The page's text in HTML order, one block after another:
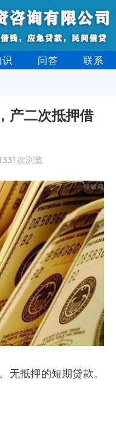
问答 联系
产二次抵押借
次浏览
无抵押的短期贷款。